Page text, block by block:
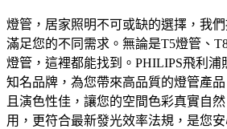
燈管，居家照明不可或缺的選擇，我
滿足您的不同需求。無論是T5燈管、
燈管，這裡都能找到。PHILIPS飛利
知名品牌，為您帶來高品質的燈管產
且演色性佳，讓您的空間色彩真實自
用，更符合最新發光效率法規，是您